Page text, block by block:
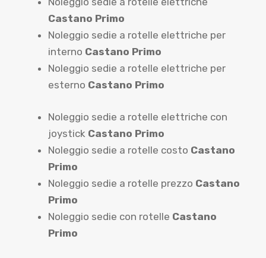
Castano Primo
Noleggio sedie a rotelle elettriche per
interno Castano Primo
Noleggio sedie a rotelle elettriche per
esterno Castano Primo
Noleggio sedie a rotelle elettriche con
joystick Castano Primo
Noleggio sedie a rotelle costo Castano
Primo
Noleggio sedie a rotelle prezzo Castano
Primo
Noleggio sedie con rotelle Castano
Primo